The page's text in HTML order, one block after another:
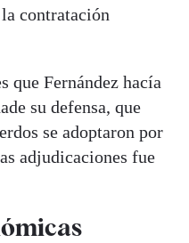
contratación
que Fernández hacía
su defensa, que
se adoptaron por
adjudicaciones fue